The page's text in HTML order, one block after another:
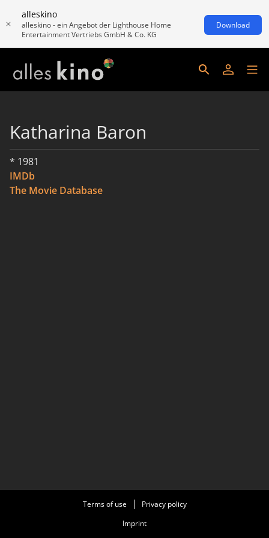
alleskino
alleskino - ein Angebot der Lighthouse Home
Entertainment Vertriebs GmbH & Co. KG
Download
Katharina Baron
* 1981
IMDb
The Movie Database
Terms of use
Privacy policy
Imprint